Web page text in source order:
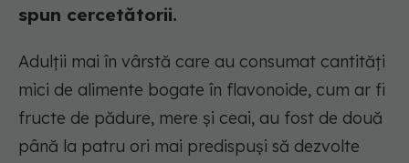
spun cercetătorii.
Adulții mai în vârstă care au consumat cantități
mici de alimente bogate în flavonoide, cum ar fi
fructe de pădure, mere și ceai, au fost de două
până la patru ori mai predispuși să dezvolte